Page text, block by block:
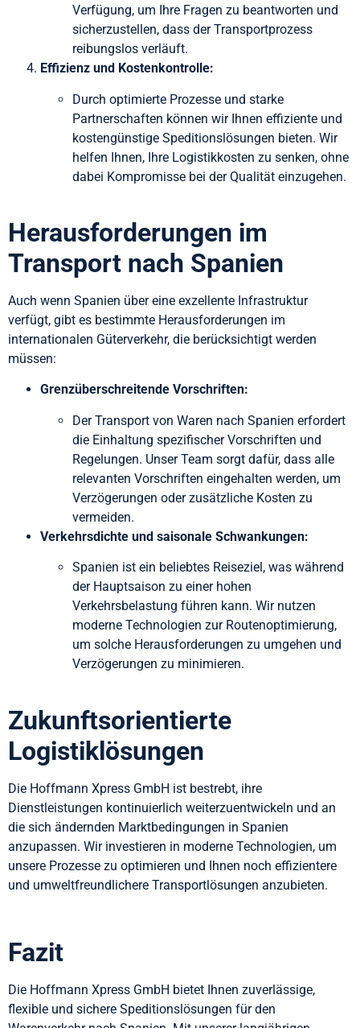
Verfügung, um Ihre Fragen zu beantworten und
sicherzustellen, dass der Transportprozess
reibungslos verläuft.
Effizienz und Kostenkontrolle:
Durch optimierte Prozesse und starke
Partnerschaften können wir Ihnen effiziente und
kostengünstige Speditionslösungen bieten. Wir
helfen Ihnen, Ihre Logistikkosten zu senken, ohne
dabei Kompromisse bei der Qualität einzugehen.
Herausforderungen im
Transport nach Spanien
Auch wenn Spanien über eine exzellente Infrastruktur
verfügt, gibt es bestimmte Herausforderungen im
internationalen Güterverkehr, die berücksichtigt werden
müssen:
Grenzüberschreitende Vorschriften:
Der Transport von Waren nach Spanien erfordert
die Einhaltung spezifischer Vorschriften und
Regelungen. Unser Team sorgt dafür, dass alle
relevanten Vorschriften eingehalten werden, um
Verzögerungen oder zusätzliche Kosten zu
vermeiden.
Verkehrsdichte und saisonale Schwankungen:
Spanien ist ein beliebtes Reiseziel, was während
der Hauptsaison zu einer hohen
Verkehrsbelastung führen kann. Wir nutzen
moderne Technologien zur Routenoptimierung,
um solche Herausforderungen zu umgehen und
Verzögerungen zu minimieren.
Zukunftsorientierte
Logistiklösungen
Die Hoffmann Xpress GmbH ist bestrebt, ihre
Dienstleistungen kontinuierlich weiterzuentwickeln und an
die sich ändernden Marktbedingungen in Spanien
anzupassen. Wir investieren in moderne Technologien, um
unsere Prozesse zu optimieren und Ihnen noch effizientere
und umweltfreundlichere Transportlösungen anzubieten.
Fazit
Die Hoffmann Xpress GmbH bietet Ihnen zuverlässige,
flexible und sichere Speditionslösungen für den